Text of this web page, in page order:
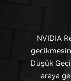
NVIDIA
Düşük
araya